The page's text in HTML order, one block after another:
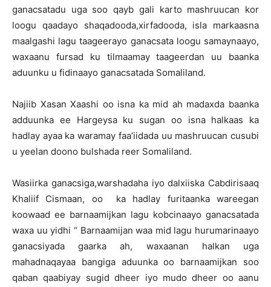
ganacsatadu uga soo qayb gali karto mashruucan kor
loogu qaadayo shaqadooda,xirfadooda, isla markaasna
maalgashi lagu taageerayo ganacsata loogu samaynaayo,
waxaanu fursad ku tilmaamay taageerdan uu baanka
aduunku u fidinaayo ganacsatada Somaliland.
Najiib Xasan Xaashi oo isna ka mid ah madaxda baanka
adduunka ee Hargeysa ku sugan oo isna halkaas ka
hadlay ayaa ka waramay faa’iidada uu mashruucan cusubi
u yeelan doono bulshada reer Somaliland.
Wasiirka ganacsiga,warshadaha iyo dalxiiska Cabdirisaaq
Khaliif Cismaan, oo ka hadlay furitaanka wareegan
koowaad ee barnaamijkan lagu kobcinaayo ganacsatada
waxa uu yidhi “ Barnaamijan waa mid lagu hurumarinaayo
ganacsiyada gaarka ah, waxaanan halkan uga
mahadnaqayaa bangiga aduunka oo barnaamijkan soo
qaban qaabiyay sugid dheer iyo mudo dheer oo aanu